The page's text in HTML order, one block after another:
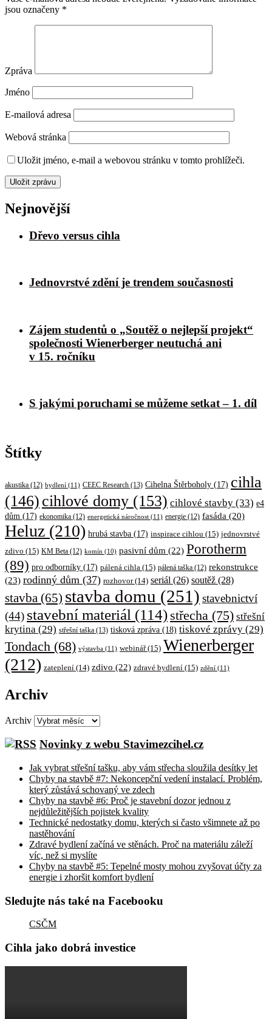
jsou označeny *
Zpráva
Jméno
E-mailová adresa
Webová stránka
Uložit jméno, e-mail a webovou stránku v tomto prohlížeči.
Nejnovější
Dřevo versus cihla
Jednovrstvé zdění je trendem současnosti
Zájem studentů o „Soutěž o nejlepší projekt“
společnosti Wienerberger neutuchá ani
v 15. ročníku
S jakými poruchami se můžeme setkat – 1. díl
Štítky
akustika (12) bydlení (11) CEEC Research (13) Cihelna Štěrboholy (17) cihla
(146) cihlové domy (153) cihlové stavby (33) e4
dům (17) ekonomika (12) energetická náročnost (11) energie (12) fasáda (20)
Heluz (210) hrubá stavba (17) inspirace cihlou (15) jednovrstvé
zdivo (15) KM Beta (12) komín (10) pasivní dům (22) Porotherm
(89) pro odborníky (17) pálená cihla (15) pálená taška (12) rekonstrukce
(23) rodinný dům (37) rozhovor(14) seriál (26) soutěž (28)
stavba (65) stavba domu (251) stavebnictví
(44) stavební materiál (114) střecha (75) střešní
krytina (29) střešní taška (13) tisková zpráva (18) tiskové zprávy (29)
Tondach (68) výstavba (11) webinář(15) Wienerberger
(212) zateplení (14) zdivo (22) zdravé bydlení (15) zdění (11)
Archiv
Archiv
Novinky z webu Stavimezcihel.cz
Jak vybrat střešní tašku, aby vám střecha sloužila desítky let
Chyby na stavbě #7: Nekoncepční vedení instalací. Problém,
který zůstává schovaný ve zdech
Chyby na stavbě #6: Proč je stavební dozor jednou z
nejdůležitějších pojistek kvality
Technické nedostatky domu, kterých si často všimnete až po
nastěhování
Zdravé bydlení začíná ve stěnách. Proč na materiálu záleží
víc, než si myslíte
Chyby na stavbě #5: Tepelné mosty mohou zvyšovat účty za
energie i zhoršit komfort bydlení
Sledujte nás také na Facebooku
CSČM
Cihla jako dobrá investice